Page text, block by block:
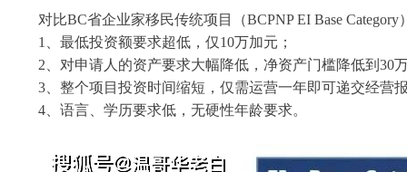
对比BC省企业家移民传统项目（BCPNP EI Base
1、最低投资额要求超低，仅10万加元；
2、对申请人的资产要求大幅降低，净资产门槛降低到30
3、整个项目投资时间缩短，仅需运营一年即可递交经营
4、语言、学历要求低，无硬性年龄要求。